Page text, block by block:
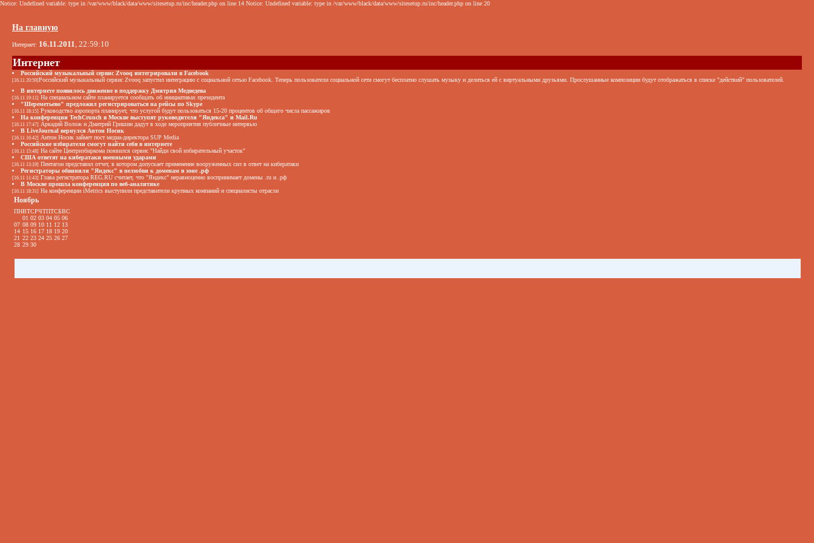
Notice: Undefined variable: type in /var/www/black/data/www/sitesetup.ru/inc/header.php on line 14 Notice: Undefined variable: type in /var/www/black/data/www/sitesetup.ru/inc/header.php on line 20
На главную
Интернет: 16.11.2011, 22:59:10
Интернет
Российский музыкальный сервис Zvooq интегрировали в Facebook
[16.11 20:59]Российский музыкальный сервис Zvooq запустил интеграцию с социальной сетью Facebook. Теперь пользователи социальной сети смогут бесплатно слушать музыку и делиться ей с виртуальными друзьями. Прослушанные композиции будут отображаться в списке "действий" пользователей.
В интернете появилось движение в поддержку Дмитрия Медведева
[16.11 19:11] На специальном сайте планируется сообщать об инициативах президента
"Шереметьево" предложил регистрироваться на рейсы по Skype
[16.11 18:15] Руководство аэропорта планирует, что услугой будут пользоваться 15-20 процентов об общего числа пассажиров
На конференции TechCrunch в Москве выступят руководители "Яндекса" и Mail.Ru
[16.11 17:47] Аркадий Волож и Дмитрий Гришин дадут в ходе мероприятия публичные интервью
В LiveJournal вернулся Антон Носик
[16.11 16:42] Антон Носик займет пост медиа-директора SUP Media
Российские избиратели смогут найти себя в интернете
[16.11 15:48] На сайте Центризбиркома появился сервис "Найди свой избирательный участок"
США ответят на кибератаки военными ударами
[16.11 13:19] Пентагон представил отчет, в котором допускает применение вооруженных сил в ответ на кибератаки
Регистраторы обвинили "Яндекс" в нелюбви к доменам в зоне .рф
[16.11 11:43] Глава регистратора REG.RU считает, что "Яндекс" неравноценно воспринимает домены .ru и .рф
В Москве прошла конференция по веб-аналитике
[16.11 18:31] На конференции iMetrics выступили представители крупных компаний и специалисты отрасли
Ноябрь
ПНВТСРЧТПТСБВС
01 02 03 04 05 06
07 08 09 10 11 12 13
14 15 16 17 18 19 20
21 22 23 24 25 26 27
28 29 30